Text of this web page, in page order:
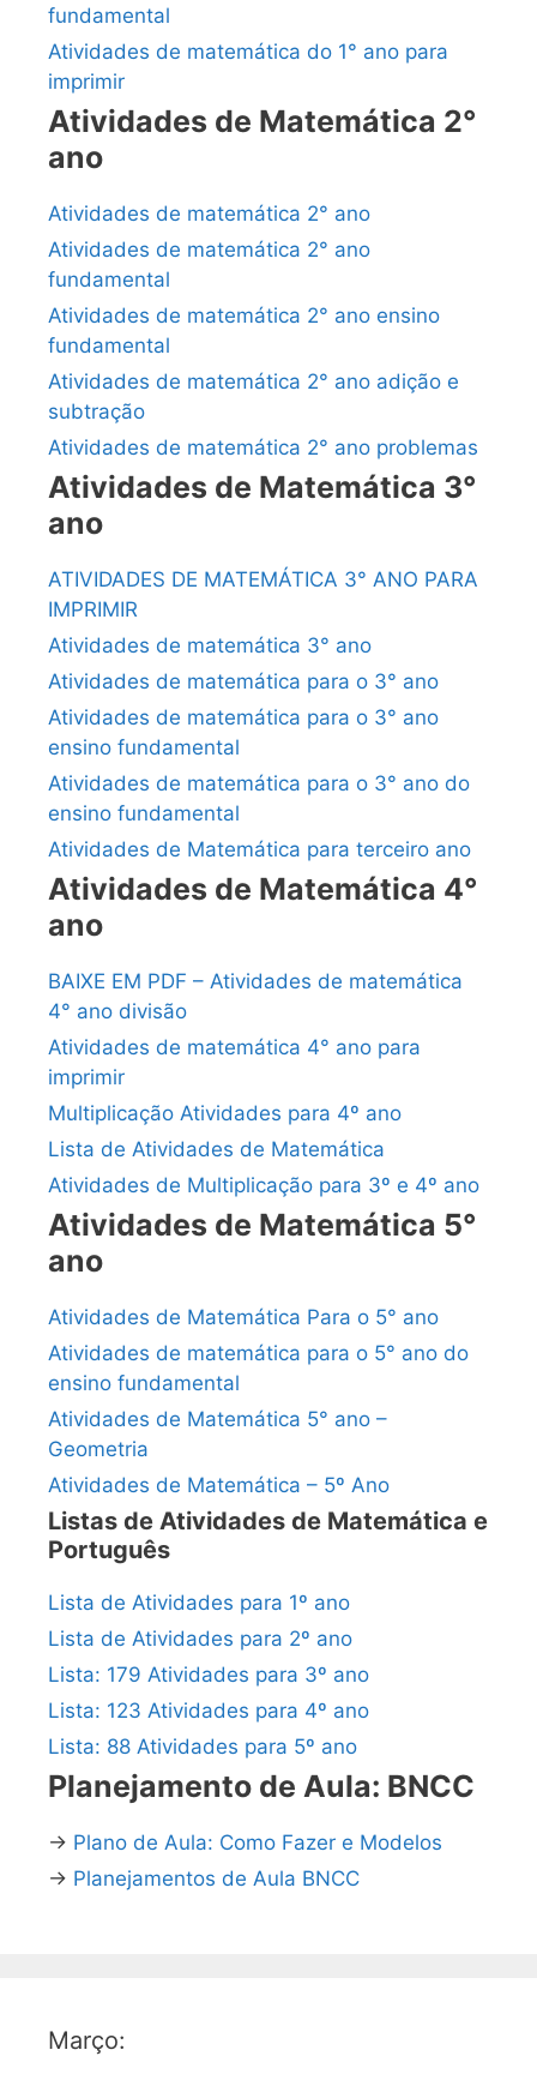
fundamental
Atividades de matemática do 1° ano para
imprimir
Atividades de Matemática 2°
ano
Atividades de matemática 2° ano
Atividades de matemática 2° ano
fundamental
Atividades de matemática 2° ano ensino
fundamental
Atividades de matemática 2° ano adição e
subtração
Atividades de matemática 2° ano problemas
Atividades de Matemática 3°
ano
ATIVIDADES DE MATEMÁTICA 3° ANO PARA
IMPRIMIR
Atividades de matemática 3° ano
Atividades de matemática para o 3° ano
Atividades de matemática para o 3° ano
ensino fundamental
Atividades de matemática para o 3° ano do
ensino fundamental
Atividades de Matemática para terceiro ano
Atividades de Matemática 4°
ano
BAIXE EM PDF – Atividades de matemática
4° ano divisão
Atividades de matemática 4° ano para
imprimir
Multiplicação Atividades para 4º ano
Lista de Atividades de Matemática
Atividades de Multiplicação para 3º e 4º ano
Atividades de Matemática 5°
ano
Atividades de Matemática Para o 5° ano
Atividades de matemática para o 5° ano do
ensino fundamental
Atividades de Matemática 5° ano –
Geometria
Atividades de Matemática – 5º Ano
Listas de Atividades de Matemática e
Português
Lista de Atividades para 1º ano
Lista de Atividades para 2º ano
Lista: 179 Atividades para 3º ano
Lista: 123 Atividades para 4º ano
Lista: 88 Atividades para 5º ano
Planejamento de Aula: BNCC
→ Plano de Aula: Como Fazer e Modelos
→ Planejamentos de Aula BNCC
Março: